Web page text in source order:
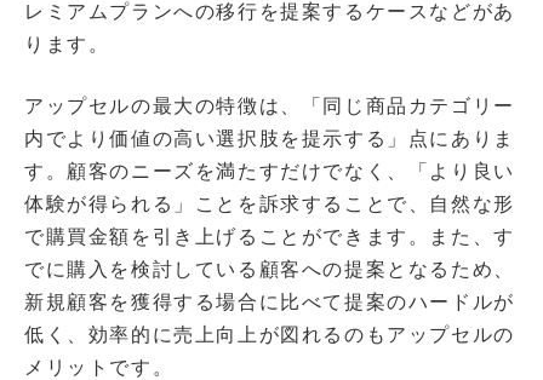
レミアムプランへの移行を提案するケースなどがあ
ります。
アップセルの最大の特徴は、「同じ商品カテゴリー
内でより価値の高い選択肢を提示する」点にありま
す。顧客のニーズを満たすだけでなく、「より良い
体験が得られる」ことを訴求することで、自然な形
で購買金額を引き上げることができます。また、す
でに購入を検討している顧客への提案となるため、
新規顧客を獲得する場合に比べて提案のハードルが
低く、効率的に売上向上が図れるのもアップセルの
メリットです。